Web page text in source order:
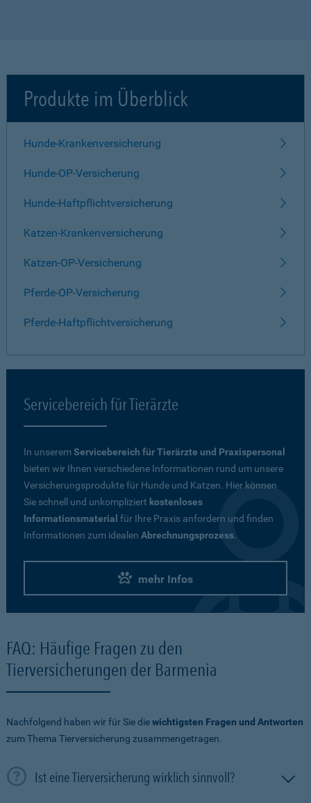
Produkte im Überblick
Hunde-Krankenversicherung
Hunde-OP-Versicherung
Hunde-Haftpflichtversicherung
Katzen-Krankenversicherung
Katzen-OP-Versicherung
Pferde-OP-Versicherung
Pferde-Haftpflichtversicherung
Servicebereich für Tierärzte
In unseremServicebereich für Tierärzte und Praxispersonal
bieten wir Ihnen verschiedene Informationen rund um unsere
Versicherungsprodukte für Hunde und Katzen. Hier können
Sie schnell und unkompliziert kostenloses
Informationsmaterial für Ihre Praxis anfordern und finden
Informationen zum idealen Abrechnungsprozess.
mehr Infos
FAQ: Häufige Fragen zu den
Tierversicherungen der Barmenia
Nachfolgend haben wir für Sie diewichtigsten Fragen und Antworten
zum Thema Tierversicherung zusammengetragen.
Ist eine Tierversicherung wirklich sinnvoll?